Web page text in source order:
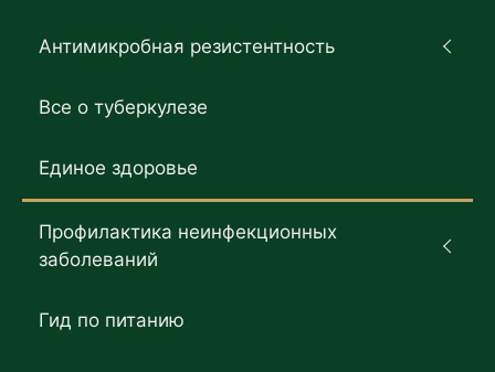
Антимикробная резистентность
Все о туберкулезе
Единое здоровье
Профилактика неинфекционных
заболеваний
Гид по питанию